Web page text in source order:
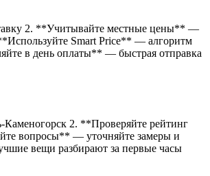
2. **Учитывайте местные цены** —
Smart Price** — алгоритм
в день оплаты** — быстрая отправка
2. **Проверяйте рейтинг
вопросы** — уточняйте замеры и
вещи разбирают за первые часы